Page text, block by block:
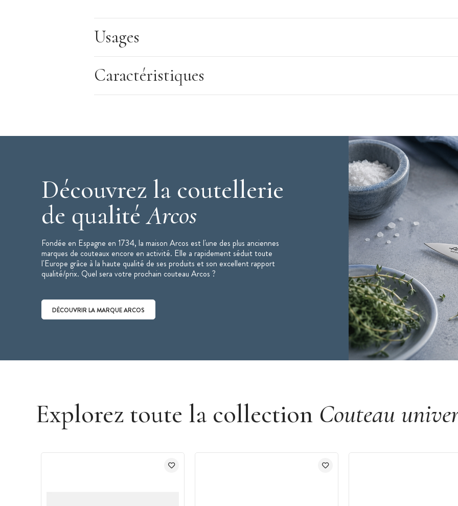
Réduit de 99.9% la présence de bactéries, de germes et de champignons.
Lame en NITRUM
Finitions douces et arrondies
Lame en acier inoxydable NITRUM
Manche en polyoxyméthylène (POM) fixé par 3 rivets en inox
Technologie Bactiproof Silver
Vendu dans un étui
Collection : Riviera
Marque : Arcos
Usages
Caractéristiques
Découvrez la coutellerie
de qualitéArcos
Fondée en Espagne en 1734, la maison Arcos est l'une des plus anciennes
marques de couteaux encore en activité. Elle a rapidement séduit toute
l'Europe grâce à la haute qualité de ses produits et son excellent rapport
qualité/prix. Quel sera votre prochain couteau Arcos ?
DÉCOUVRIR LA MARQUE ARCOS
Explorez toute la collection Couteau